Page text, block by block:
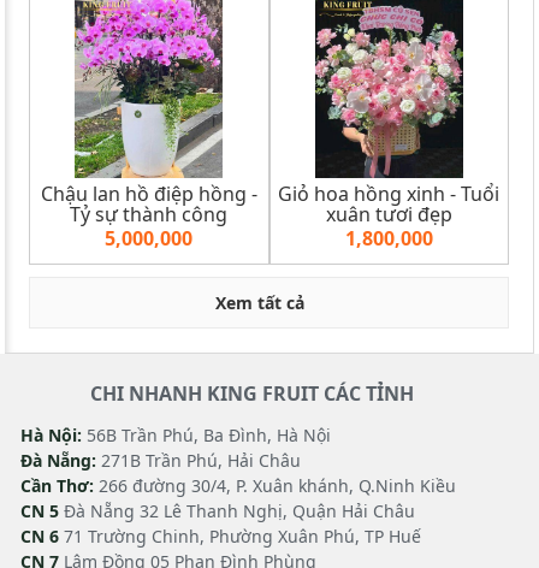
Chậu lan hồ điệp hồng -
Tỷ sự thành công
5,000,000
Giỏ hoa hồng xinh - Tuổi
xuân tươi đẹp
1,800,000
Xem tất cả
CHI NHANH KING FRUIT CÁC TỈNH
Hà Nội: 56B Trần Phú, Ba Đình, Hà Nội
Đà Nẵng: 271B Trần Phú, Hải Châu
Cần Thơ: 266 đường 30/4, P. Xuân khánh, Q.Ninh Kiều
CN 5 Đà Nẵng 32 Lê Thanh Nghị, Quận Hải Châu
CN 6 71 Trường Chinh, Phường Xuân Phú, TP Huế
CN 7 Lâm Đồng 05 Phan Đình Phùng